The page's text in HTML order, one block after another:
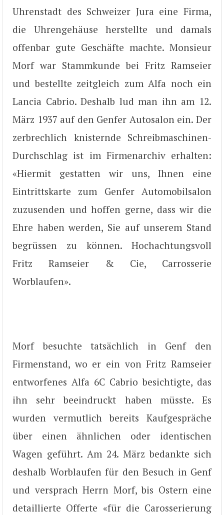
Uhrenstadt des Schweizer Jura eine Firma,
die Uhrengehäuse herstellte und damals
offenbar gute Geschäfte machte. Monsieur
Morf war Stammkunde bei Fritz Ramseier
und bestellte zeitgleich zum Alfa noch ein
Lancia Cabrio. Deshalb lud man ihn am 12.
März 1937 auf den Genfer Autosalon ein. Der
zerbrechlich knisternde Schreibmaschinen-
Durchschlag ist im Firmenarchiv erhalten:
«Hiermit gestatten wir uns, Ihnen eine
Eintrittskarte zum Genfer Automobilsalon
zuzusenden und hoffen gerne, dass wir die
Ehre haben werden, Sie auf unserem Stand
begrüssen zu können. Hochachtungsvoll
Fritz Ramseier & Cie, Carrosserie
Worblaufen».
Morf besuchte tatsächlich in Genf den
Firmenstand, wo er ein von Fritz Ramseier
entworfenes Alfa 6C Cabrio besichtigte, das
ihn sehr beeindruckt haben müsste. Es
wurden vermutlich bereits Kaufgespräche
über einen ähnlichen oder identischen
Wagen geführt. Am 24. März bedankte sich
deshalb Worblaufen für den Besuch in Genf
und versprach Herrn Morf, bis Ostern eine
detaillierte Offerte «für die Carosserierung